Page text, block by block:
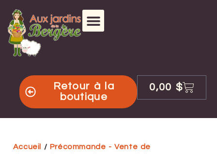
Retour à la
boutique
0,00 $
Accueil / Précommande - Vente de